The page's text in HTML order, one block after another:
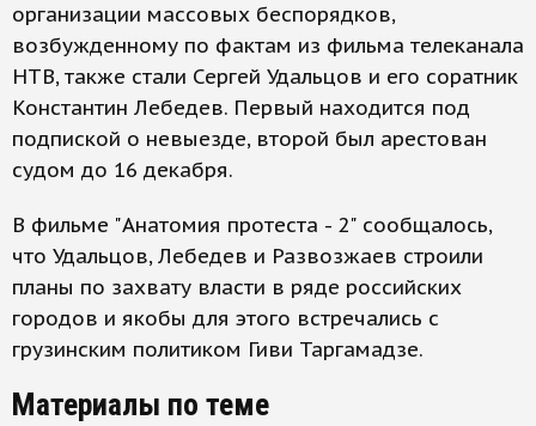
организации массовых беспорядков,
возбужденному по фактам из фильма телеканала
НТВ, также стали Сергей Удальцов и его соратник
Константин Лебедев. Первый находится под
подпиской о невыезде, второй был арестован
судом до 16 декабря.
В фильме "Анатомия протеста - 2" сообщалось,
что Удальцов, Лебедев и Развозжаев строили
планы по захвату власти в ряде российских
городов и якобы для этого встречались с
грузинским политиком Гиви Таргамадзе.
Материалы по теме